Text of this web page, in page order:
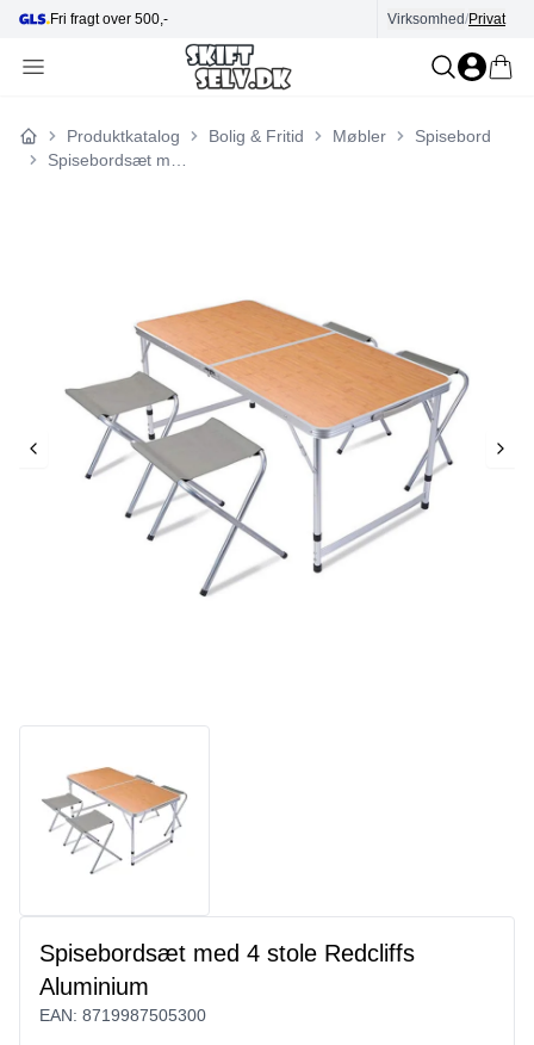
Hjælp i kundecenter E-
Virksomhed/Privat
Forside
Produktkatalog Bolig & Fritid Møbler
Spisebord
Spisebordsæt med 4 stole Redcliffs
Aluminium
EAN: 8719987505300